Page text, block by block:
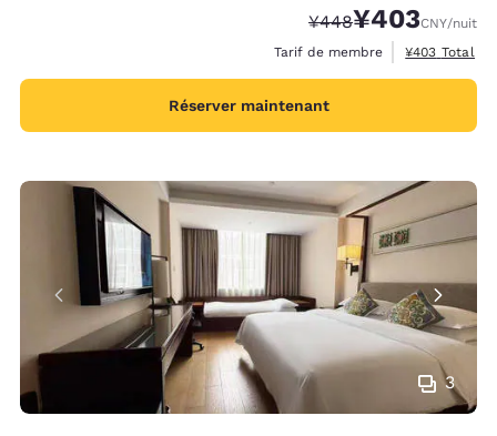
Tarif barré :
¥448Tarif réduit :
¥403CNY/nuit
Tarif de membre
Afficher les
¥403 Total
Réserver maintenant
3